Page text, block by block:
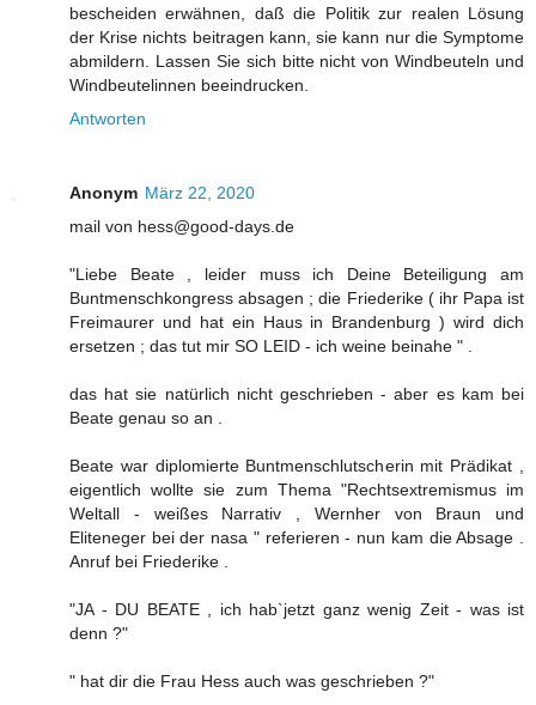
bescheiden erwähnen, daß die Politik zur realen Lösung
der Krise nichts beitragen kann, sie kann nur die Symptome
abmildern. Lassen Sie sich bitte nicht von Windbeuteln und
Windbeutelinnen beeindrucken.
Antworten
Anonym März 22, 2020
mail von hess@good-days.de
"Liebe Beate , leider muss ich Deine Beteiligung am
Buntmenschkongress absagen ; die Friederike ( ihr Papa ist
Freimaurer und hat ein Haus in Brandenburg ) wird dich
ersetzen ; das tut mir SO LEID - ich weine beinahe " .
das hat sie natürlich nicht geschrieben - aber es kam bei
Beate genau so an .
Beate war diplomierte Buntmenschlutscherin mit Prädikat ,
eigentlich wollte sie zum Thema "Rechtsextremismus im
Weltall - weißes Narrativ , Wernher von Braun und
Eliteneger bei der nasa " referieren - nun kam die Absage .
Anruf bei Friederike .
"JA - DU BEATE , ich hab`jetzt ganz wenig Zeit - was ist
denn ?"
" hat dir die Frau Hess auch was geschrieben ?"